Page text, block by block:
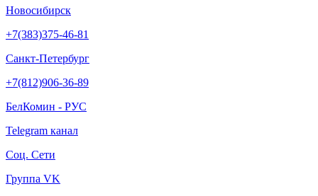
Новосибирск
+7(383)375-46-81
Санкт-Петербург
+7(812)906-36-89
БелКомин - РУС
Telegram канал
Соц. Сети
Группа VK